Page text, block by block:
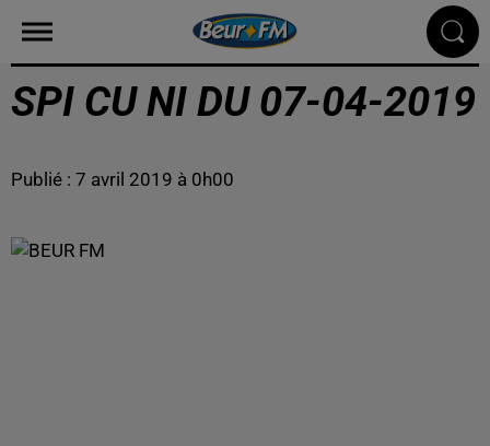
SPI CU NI DU 07-04-2019
Publié : 7 avril 2019 à 0h00